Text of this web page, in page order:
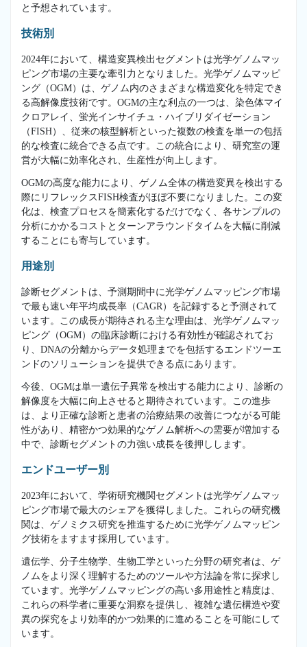
と予想されています。
技術別
2024年において、構造変異検出セグメントは光学ゲノムマッ
ピング市場の主要な牽引力となりました。光学ゲノムマッピ
ング（OGM）は、ゲノム内のさまざまな構造変化を特定でき
る高解像度技術です。OGMの主な利点の一つは、染色体マイ
クロアレイ、蛍光インサイチュ・ハイブリダイゼーション
（FISH）、従来の核型解析といった複数の検査を単一の包括
的な検査に統合できる点です。この統合により、研究室の運
営が大幅に効率化され、生産性が向上します。
OGMの高度な能力により、ゲノム全体の構造変異を検出する
際にリフレックスFISH検査がほぼ不要になりました。この変
化は、検査プロセスを簡素化するだけでなく、各サンプルの
分析にかかるコストとターンアラウンドタイムを大幅に削減
することにも寄与しています。
用途別
診断セグメントは、予測期間中に光学ゲノムマッピング市場
で最も速い年平均成長率（CAGR）を記録すると予測されて
います。この成長が期待される主な理由は、光学ゲノムマッ
ピング（OGM）の臨床診断における有効性が確認されてお
り、DNAの分離からデータ処理までを包括するエンドツーエ
ンドのソリューションを提供できる点にあります。
今後、OGMは単一遺伝子異常を検出する能力により、診断の
解像度を大幅に向上させると期待されています。この進歩
は、より正確な診断と患者の治療結果の改善につながる可能
性があり、精密かつ効果的なゲノム解析への需要が増加する
中で、診断セグメントの力強い成長を後押しします。
エンドユーザー別
2023年において、学術研究機関セグメントは光学ゲノムマッ
ピング市場で最大のシェアを獲得しました。これらの研究機
関は、ゲノミクス研究を推進するために光学ゲノムマッピン
グ技術をますます採用しています。
遺伝学、分子生物学、生物工学といった分野の研究者は、ゲ
ノムをより深く理解するためのツールや方法論を常に探求し
ています。光学ゲノムマッピングの高い多用途性と精度は、
これらの科学者に重要な洞察を提供し、複雑な遺伝構造や変
異の探究をより効率的かつ効果的に進めることを可能にして
います。